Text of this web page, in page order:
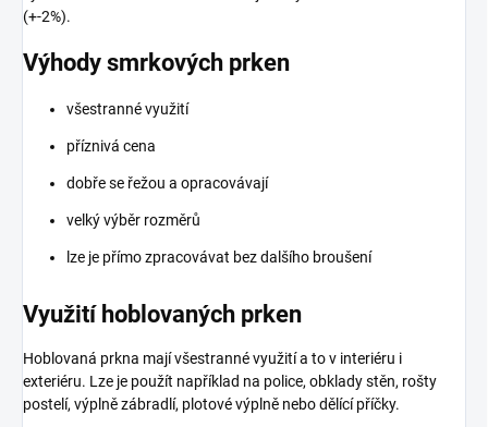
(+-2%).
Výhody smrkových prken
všestranné využití
příznivá cena
dobře se řežou a opracovávají
velký výběr rozměrů
lze je přímo zpracovávat bez dalšího broušení
Využití hoblovaných prken
Hoblovaná prkna mají všestranné využití a to v interiéru i
exteriéru. Lze je použít například na police, obklady stěn, rošty
postelí, výplně zábradlí, plotové výplně nebo dělící příčky.